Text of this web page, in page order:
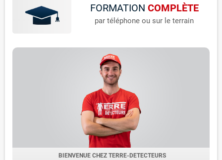
FORMATION COMPLÈTE
par téléphone ou sur le terrain
BIENVENUE CHEZ TERRE-DETECTEURS